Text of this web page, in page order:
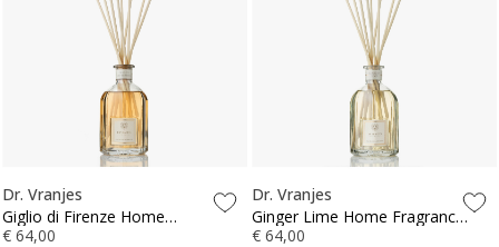
Dr. Vranjes
Giglio di Firenze Home
Fragrance Sticks 250ml
€ 64,00
Dr. Vranjes
Ginger Lime Home Fragrance
Sticks 250ml
€ 64,00